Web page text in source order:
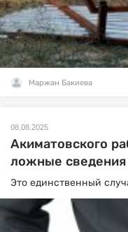
Маржан Бакиева
08.08.2025
Акиматовского
ложные
Это единственный